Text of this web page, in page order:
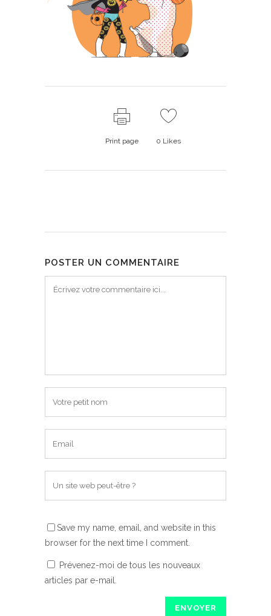
Print page 0 Likes
POSTER UN COMMENTAIRE
Save my name, email, and website in this
browser for the next time I comment.
Prévenez-moi de tous les nouveaux
articles par e-mail.